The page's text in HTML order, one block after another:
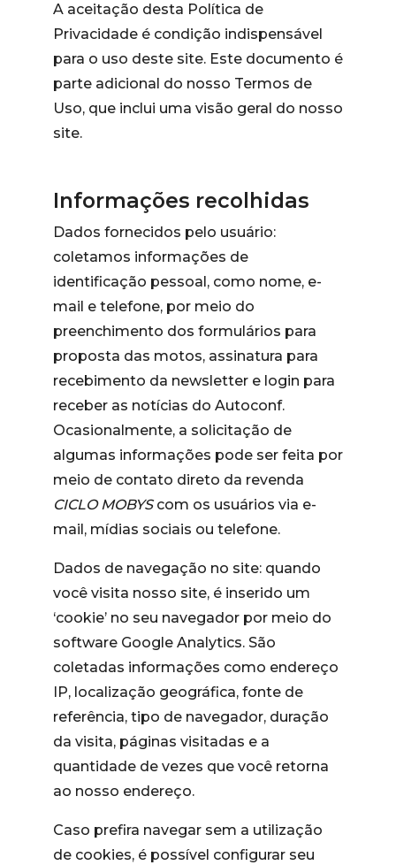
A aceitação desta Política de
Privacidade é condição indispensável
para o uso deste site. Este documento é
parte adicional do nosso Termos de
Uso, que inclui uma visão geral do nosso
site.
Informações recolhidas
Dados fornecidos pelo usuário:
coletamos informações de
identificação pessoal, como nome, e-
mail e telefone, por meio do
preenchimento dos formulários para
proposta das motos, assinatura para
recebimento da newsletter e login para
receber as notícias do Autoconf.
Ocasionalmente, a solicitação de
algumas informações pode ser feita por
meio de contato direto da revenda
CICLO MOBYScom os usuários via e-
mail, mídias sociais ou telefone.
Dados de navegação no site: quando
você visita nosso site, é inserido um
‘cookie’ no seu navegador por meio do
software Google Analytics. São
coletadas informações como endereço
IP, localização geográfica, fonte de
referência, tipo de navegador, duração
da visita, páginas visitadas e a
quantidade de vezes que você retorna
ao nosso endereço.
Caso prefira navegar sem a utilização
de cookies, é possível configurar seu